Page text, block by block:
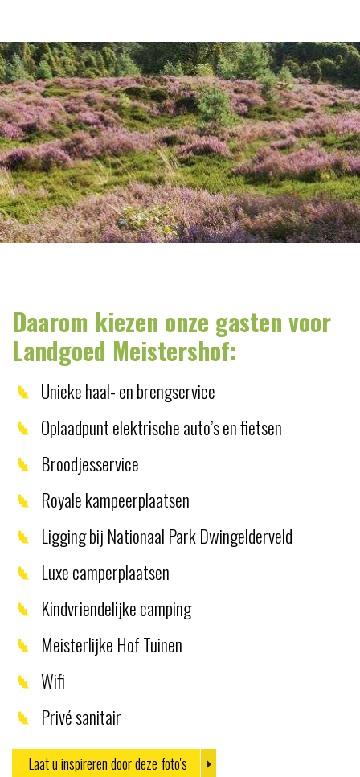
Daarom kiezen onze gasten voor
Landgoed Meistershof:
Unieke haal- en brengservice
Oplaadpunt elektrische auto’s en fietsen
Broodjesservice
Royale kampeerplaatsen
Ligging bij Nationaal Park Dwingelderveld
Luxe camperplaatsen
Kindvriendelijke camping
Meisterlijke Hof Tuinen
Wifi
Privé sanitair
Laat u inspireren door deze foto's